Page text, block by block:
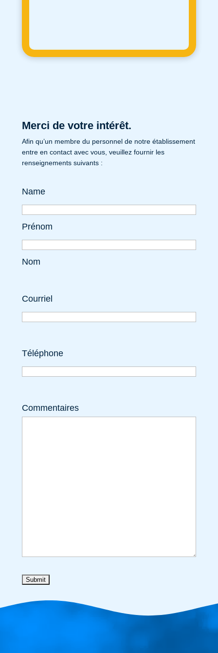
Merci de votre intérêt.
Afin qu’un membre du personnel de notre établissement
entre en contact avec vous, veuillez fournir les
renseignements suivants :
Name
Prénom
Nom
Courriel
Téléphone
Commentaires